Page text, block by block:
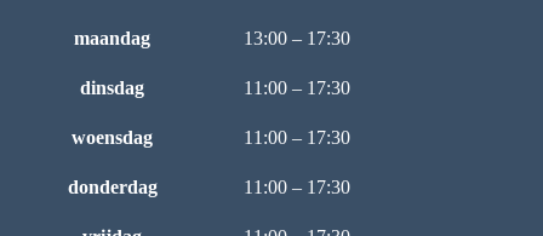
maandag 13:00 – 17:30
dinsdag 11:00 – 17:30
woensdag 11:00 – 17:30
donderdag 11:00 – 17:30